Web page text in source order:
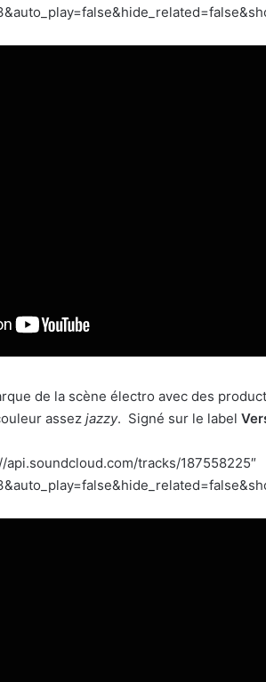
de la scène électro avec des
assez jazzy. Signé sur le label
tracks/187558225″